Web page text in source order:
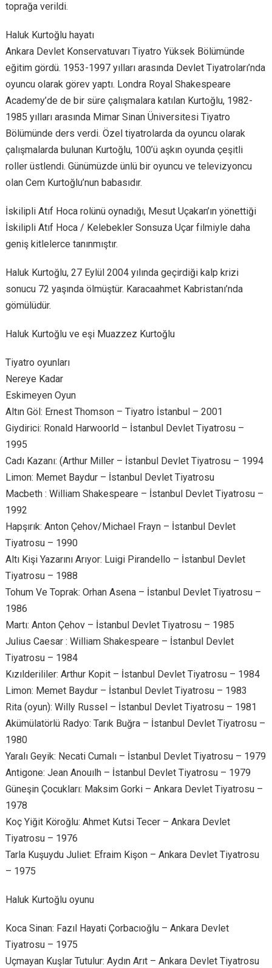
toprağa verildi.
Haluk Kurtoğlu hayatı
Ankara Devlet Konservatuvarı Tiyatro Yüksek Bölümünde
eğitim gördü. 1953-1997 yılları arasında Devlet Tiyatroları’nda
oyuncu olarak görev yaptı. Londra Royal Shakespeare
Academy’de de bir süre çalışmalara katılan Kurtoğlu, 1982-
1985 yılları arasında Mimar Sinan Üniversitesi Tiyatro
Bölümünde ders verdi. Özel tiyatrolarda da oyuncu olarak
çalışmalarda bulunan Kurtoğlu, 100’ü aşkın oyunda çeşitli
roller üstlendi. Günümüzde ünlü bir oyuncu ve televizyoncu
olan Cem Kurtoğlu’nun babasıdır.
İskilipli Atıf Hoca rolünü oynadığı, Mesut Uçakan’ın yönettiği
İskilipli Atıf Hoca / Kelebekler Sonsuza Uçar filmiyle daha
geniş kitlelerce tanınmıştır.
Haluk Kurtoğlu, 27 Eylül 2004 yılında geçirdiği kalp krizi
sonucu 72 yaşında ölmüştür. Karacaahmet Kabristanı’nda
gömülüdür.
Haluk Kurtoğlu ve eşi Muazzez Kurtoğlu
Tiyatro oyunları
Nereye Kadar
Eskimeyen Oyun
Altın Göl: Ernest Thomson – Tiyatro İstanbul – 2001
Giydirici: Ronald Harwoorld – İstanbul Devlet Tiyatrosu –
1995
Cadı Kazanı: (Arthur Miller – İstanbul Devlet Tiyatrosu – 1994
Limon: Memet Baydur – İstanbul Devlet Tiyatrosu
Macbeth : William Shakespeare – İstanbul Devlet Tiyatrosu –
1992
Hapşırık: Anton Çehov/Michael Frayn – İstanbul Devlet
Tiyatrosu – 1990
Altı Kişi Yazarını Arıyor: Luigi Pirandello – İstanbul Devlet
Tiyatrosu – 1988
Tohum Ve Toprak: Orhan Asena – İstanbul Devlet Tiyatrosu –
1986
Martı: Anton Çehov – İstanbul Devlet Tiyatrosu – 1985
Julius Caesar : William Shakespeare – İstanbul Devlet
Tiyatrosu – 1984
Kızılderililer: Arthur Kopit – İstanbul Devlet Tiyatrosu – 1984
Limon: Memet Baydur – İstanbul Devlet Tiyatrosu – 1983
Rita (oyun): Willy Russel – İstanbul Devlet Tiyatrosu – 1981
Akümülatörlü Radyo: Tarık Buğra – İstanbul Devlet Tiyatrosu –
1980
Yaralı Geyik: Necati Cumalı – İstanbul Devlet Tiyatrosu – 1979
Antigone: Jean Anouılh – İstanbul Devlet Tiyatrosu – 1979
Güneşin Çocukları: Maksim Gorki – Ankara Devlet Tiyatrosu –
1978
Koç Yiğit Köroğlu: Ahmet Kutsi Tecer – Ankara Devlet
Tiyatrosu – 1976
Tarla Kuşuydu Juliet: Efraim Kişon – Ankara Devlet Tiyatrosu
– 1975
Haluk Kurtoğlu oyunu
Koca Sinan: Fazıl Hayati Çorbacıoğlu – Ankara Devlet
Tiyatrosu – 1975
Uçmayan Kuşlar Tutulur: Aydın Arıt – Ankara Devlet Tiyatrosu